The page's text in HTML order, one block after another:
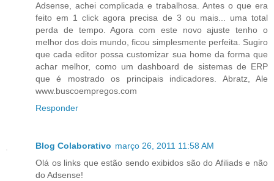
Adsense, achei complicada e trabalhosa. Antes o que era
feito em 1 click agora precisa de 3 ou mais... uma total
perda de tempo. Agora com este novo ajuste tenho o
melhor dos dois mundo, ficou simplesmente perfeita. Sugiro
que cada editor possa customizar sua home da forma que
achar melhor, como um dashboard de sistemas de ERP
que é mostrado os principais indicadores. Abratz, Ale
www.buscoempregos.com
Responder
Blog Colaborativo março 26, 2011 11:58 AM
Olá os links que estão sendo exibidos são do Afiliads e não
do Adsense!